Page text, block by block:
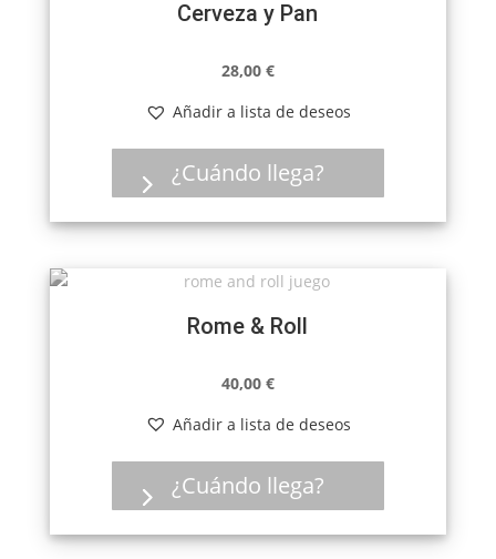
Cerveza y Pan
28,00 €
Añadir a lista de deseos
¿Cuándo llega?
Rome & Roll
40,00 €
Añadir a lista de deseos
¿Cuándo llega?